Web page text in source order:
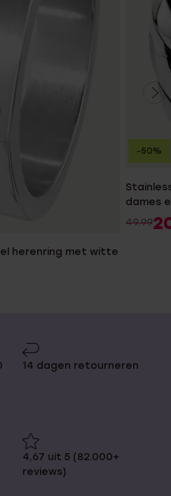
herenring met witte
dames
49.99
-50%
14 dagen retourneren
4,67 uit 5 (82.000+
reviews)